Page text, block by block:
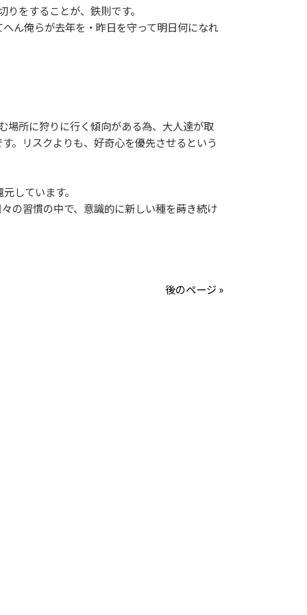
をすることが、鉄則です。
ん俺らが去年を・昨日を守って明日何になれ
所に狩りに行く傾向がある為、大人達が取
。リスクよりも、好奇心を優先させるという
しています。
の習慣の中で、意識的に新しい種を蒔き続け
後のページ »